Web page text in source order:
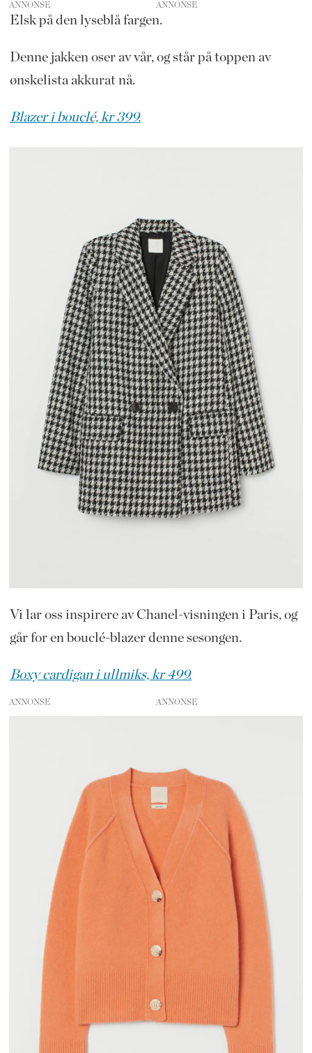
ANNONSE
Elsk på den lyseblå fargen.
Denne jakken oser av vår, og står på toppen av
ønskelista akkurat nå.
Blazer i bouclé, kr 399.
Vi lar oss inspirere av Chanel-visningen i Paris, og
går for en bouclé-blazer denne sesongen.
Boxy cardigan i ullmiks, kr 499.
ANNONSE